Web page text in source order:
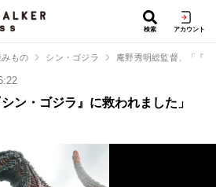
検索 アカウント
みもの シン・ゴジラ 庵野秀明総監督、「『
ン・ゴジラ』に救われました」